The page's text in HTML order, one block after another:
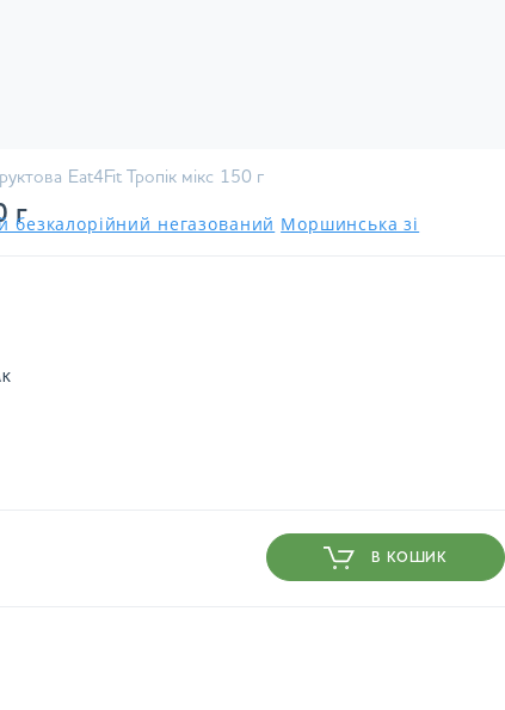
безкалорійний негазований Моршинська зі
Eat4Fit Тропік мікс 150 г
г
В КОШИК